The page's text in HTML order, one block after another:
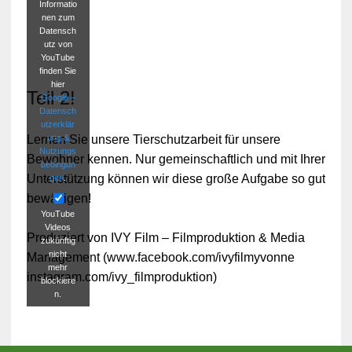
Informatio
nen zum
Datensch
utz von
YouTube
finden Sie
hier
Google –
Datensch
utzerklär
ung &
Nutzungs
bedingun
gen.
YouTube
Videos
zukünftig
nicht
mehr
blockiere
n.
Teil 2!
Lernen Sie unsere Tierschutzarbeit für unsere
Bewohner kennen. Nur gemeinschaftlich und mit Ihrer
Unterstützung können wir diese große Aufgabe so gut
bewältigen!
Produziert von IVY Film – Filmproduktion & Media
Management (www.facebook.com/ivyfilmyvonne
instagram.com/ivy_filmproduktion)